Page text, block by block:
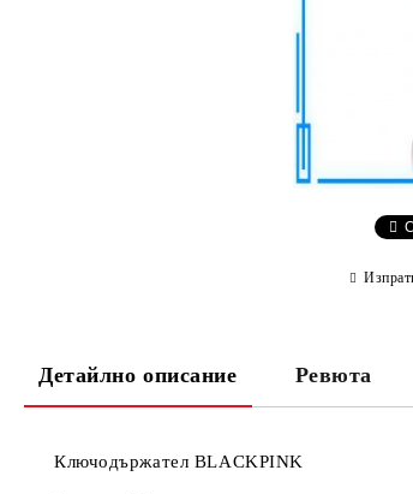
Детайлно описание Ревюта
Ключодържател BLACKPINK